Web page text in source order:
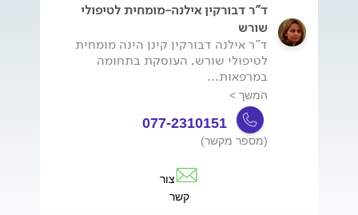
ד"ר דבורקין אילנה-מומחית לטיפולי
שורש
ד"ר אילנה דבורקין קינן הינה מומחית
לטיפולי שורש, העוסקת בתחומה
במרפאות...
המשך >
077-2310151
(מספר מקשר)
צור
קשר